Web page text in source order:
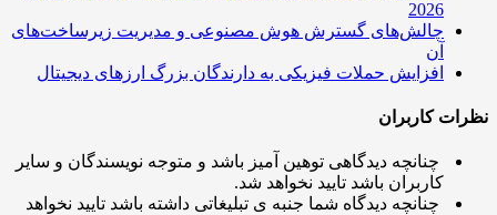
چالش‌های گسترش هوش مصنوعی و مدیریت زیرساخت‌های
افزایش حملات فیزیکی به دارندگان بزرگ ارزهای دیجیتال
کاربران
چنانچه دیدگاهی توهین آمیز باشد و متوجه نویسندگان و سایر
کاربران باشد تایید نخواهد شد.
چنانچه دیدگاه شما جنبه ی تبلیغاتی داشته باشد تایید نخواهد